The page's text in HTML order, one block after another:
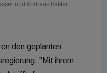
und Andreas Babler
den geplanten
"Mit ihrem